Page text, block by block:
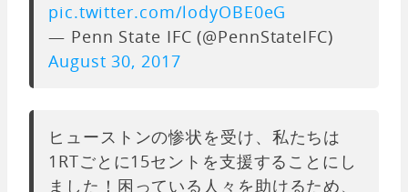
pic.twitter.com/lodyOBE0eG
— Penn State IFC (@PennStateIFC)
August 30, 2017
ヒューストンの惨状を受け、私たちは
1RTごとに15セントを支援することにし
ました！困っている人々を助けるため、